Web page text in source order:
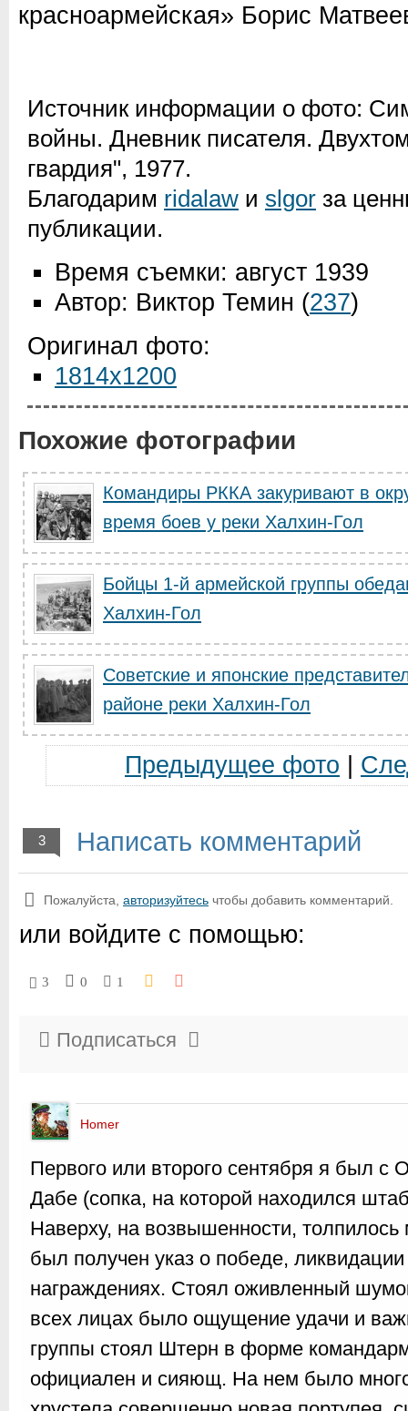
красноармейская» Борис
Источник информации о фото:
войны. Дневник писателя.
гвардия", 1977.
Благодарим ridalaw и slgor за
публикации.
Время съемки: август 1939
Автор: Виктор Темин (237)
Оригинал фото:
1814x1200
Похожие фотографии
Командиры РККА закуривают в
время боев у реки Халхин-Гол
Бойцы 1-й армейской группы
Халхин-Гол
Советские и японские
районе реки Халхин-Гол
Предыдущее фото
3 Написать комментарий
Пожалуйста, авторизуйтесь чтобы добавить комментарий.
или войдите с помощью:
3 0 1
Подписаться
Homer
Первого или второго сентября я был с
Дабе (сопка, на которой находился
Наверху, на возвышенности, толпилось
был получен указ о победе,
награждениях. Стоял оживленный
всех лицах было ощущение удачи и
группы стоял Штерн в форме
официален и сияющ. На нем было